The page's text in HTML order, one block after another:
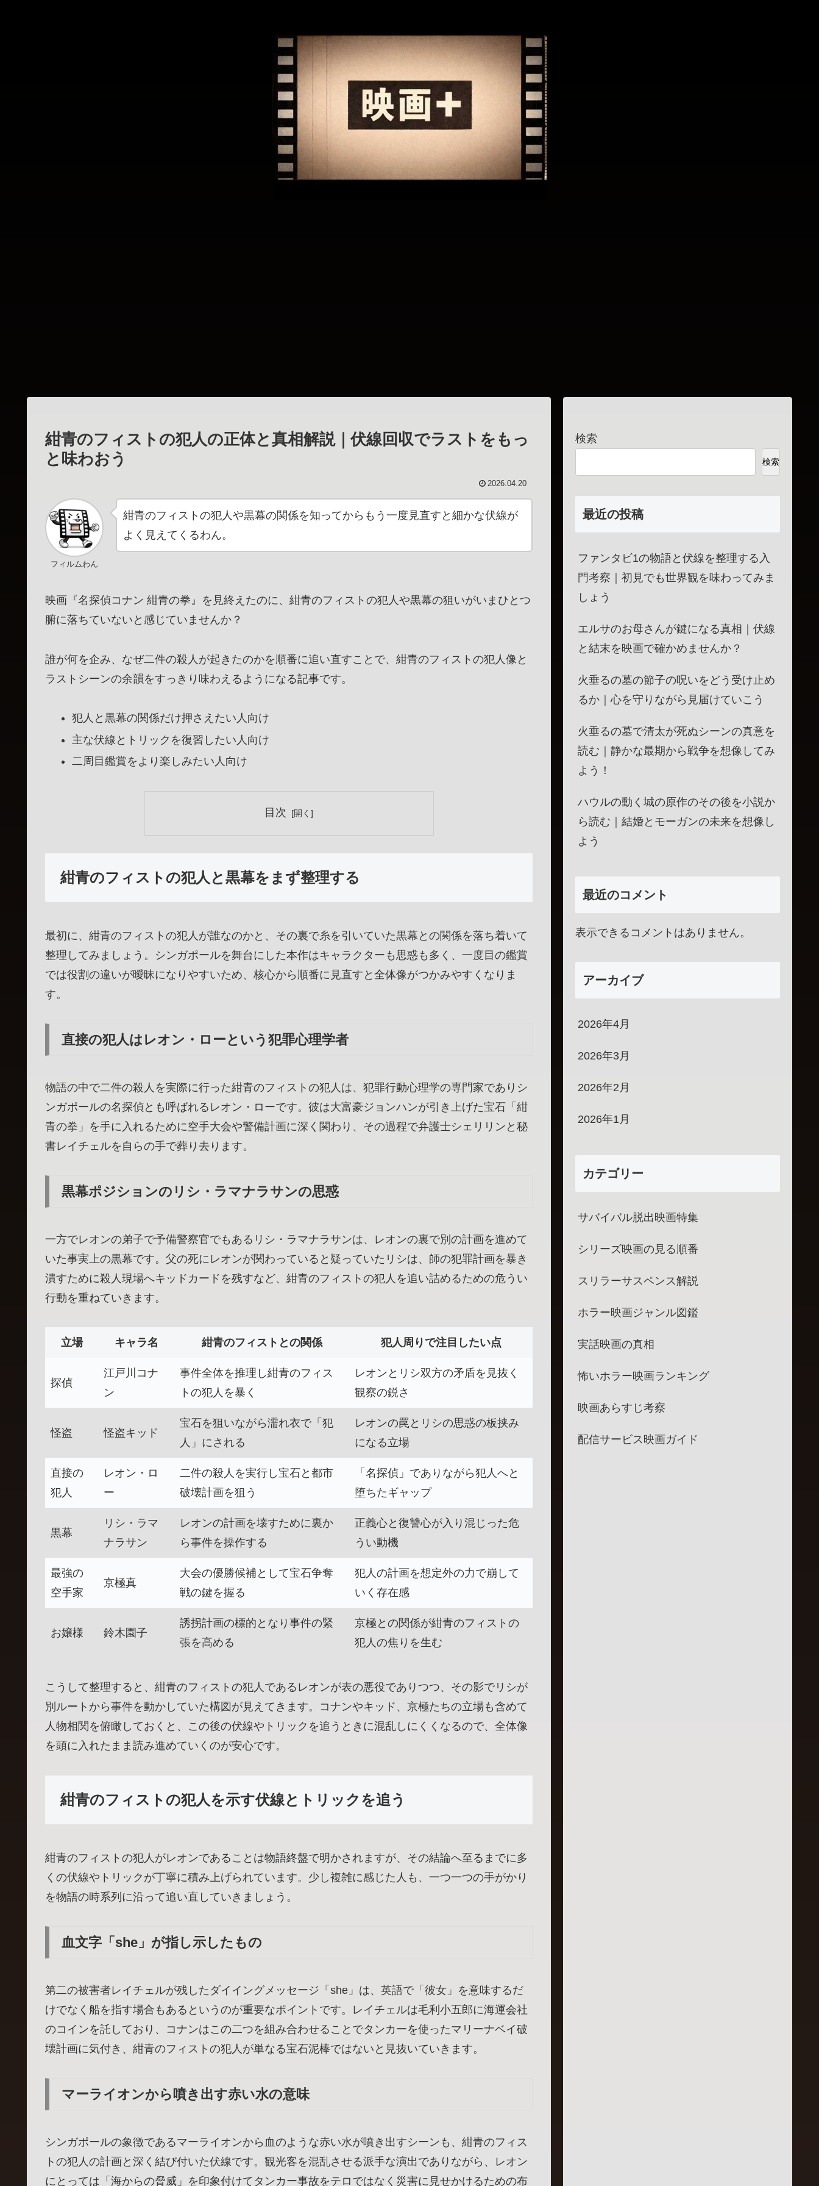
紺青のフィストの犯人の正体と真相解説｜伏線回収でラストをもっ
と味わおう
2026.04.20
フィルムわん
紺青のフィストの犯人や黒幕の関係を知ってからもう一度見直すと細かな伏線が
よく見えてくるわん。
映画『名探偵コナン 紺青の拳』を見終えたのに、紺青のフィストの犯人や黒幕の狙いがいまひとつ
腑に落ちていないと感じていませんか？
誰が何を企み、なぜ二件の殺人が起きたのかを順番に追い直すことで、紺青のフィストの犯人像と
ラストシーンの余韻をすっきり味わえるようになる記事です。
犯人と黒幕の関係だけ押さえたい人向け
主な伏線とトリックを復習したい人向け
二周目鑑賞をより楽しみたい人向け
目次
紺青のフィストの犯人と黒幕をまず整理する
最初に、紺青のフィストの犯人が誰なのかと、その裏で糸を引いていた黒幕との関係を落ち着いて
整理してみましょう。シンガポールを舞台にした本作はキャラクターも思惑も多く、一度目の鑑賞
では役割の違いが曖昧になりやすいため、核心から順番に見直すと全体像がつかみやすくなりま
す。
直接の犯人はレオン・ローという犯罪心理学者
物語の中で二件の殺人を実際に行った紺青のフィストの犯人は、犯罪行動心理学の専門家でありシ
ンガポールの名探偵とも呼ばれるレオン・ローです。彼は大富豪ジョンハンが引き上げた宝石「紺
青の拳」を手に入れるために空手大会や警備計画に深く関わり、その過程で弁護士シェリリンと秘
書レイチェルを自らの手で葬り去ります。
黒幕ポジションのリシ・ラマナラサンの思惑
一方でレオンの弟子で予備警察官でもあるリシ・ラマナラサンは、レオンの裏で別の計画を進めて
いた事実上の黒幕です。父の死にレオンが関わっていると疑っていたリシは、師の犯罪計画を暴き
潰すために殺人現場へキッドカードを残すなど、紺青のフィストの犯人を追い詰めるための危うい
行動を重ねていきます。
立場 キャラ名 紺青のフィストとの関係 犯人周りで注目したい点
探偵
江戸川コナ
ン
事件全体を推理し紺青のフィス
トの犯人を暴く
レオンとリシ双方の矛盾を見抜く
観察の鋭さ
怪盗 怪盗キッド
宝石を狙いながら濡れ衣で「犯
人」にされる
レオンの罠とリシの思惑の板挟み
になる立場
直接の
犯人
レオン・ロ
ー
二件の殺人を実行し宝石と都市
破壊計画を狙う
「名探偵」でありながら犯人へと
堕ちたギャップ
黒幕
リシ・ラマ
ナラサン
レオンの計画を壊すために裏か
ら事件を操作する
正義心と復讐心が入り混じった危
うい動機
最強の
空手家
京極真
大会の優勝候補として宝石争奪
戦の鍵を握る
犯人の計画を想定外の力で崩して
いく存在感
お嬢様 鈴木園子
誘拐計画の標的となり事件の緊
張を高める
京極との関係が紺青のフィストの
犯人の焦りを生む
こうして整理すると、紺青のフィストの犯人であるレオンが表の悪役でありつつ、その影でリシが
別ルートから事件を動かしていた構図が見えてきます。コナンやキッド、京極たちの立場も含めて
人物相関を俯瞰しておくと、この後の伏線やトリックを追うときに混乱しにくくなるので、全体像
を頭に入れたまま読み進めていくのが安心です。
紺青のフィストの犯人を示す伏線とトリックを追う
紺青のフィストの犯人がレオンであることは物語終盤で明かされますが、その結論へ至るまでに多
くの伏線やトリックが丁寧に積み上げられています。少し複雑に感じた人も、一つ一つの手がかり
を物語の時系列に沿って追い直していきましょう。
血文字「she」が指し示したもの
第二の被害者レイチェルが残したダイイングメッセージ「she」は、英語で「彼女」を意味するだ
けでなく船を指す場合もあるというのが重要なポイントです。レイチェルは毛利小五郎に海運会社
のコインを託しており、コナンはこの二つを組み合わせることでタンカーを使ったマリーナベイ破
壊計画に気付き、紺青のフィストの犯人が単なる宝石泥棒ではないと見抜いていきます。
マーライオンから噴き出す赤い水の意味
シンガポールの象徴であるマーライオンから血のような赤い水が噴き出すシーンも、紺青のフィス
トの犯人の計画と深く結び付いた伏線です。観光客を混乱させる派手な演出でありながら、レオン
にとっては「海からの脅威」を印象付けてタンカー事故をテロではなく災害に見せかけるための布
検索
検索
最近の投稿
ファンタビ1の物語と伏線を整理する入
門考察｜初見でも世界観を味わってみま
しょう
エルサのお母さんが鍵になる真相｜伏線
と結末を映画で確かめませんか？
火垂るの墓の節子の呪いをどう受け止め
るか｜心を守りながら見届けていこう
火垂るの墓で清太が死ぬシーンの真意を
読む｜静かな最期から戦争を想像してみ
よう！
ハウルの動く城の原作のその後を小説か
ら読む｜結婚とモーガンの未来を想像し
よう
最近のコメント
表示できるコメントはありません。
アーカイブ
2026年4月
2026年3月
2026年2月
2026年1月
カテゴリー
サバイバル脱出映画特集
シリーズ映画の見る順番
スリラーサスペンス解説
ホラー映画ジャンル図鑑
実話映画の真相
怖いホラー映画ランキング
映画あらすじ考察
配信サービス映画ガイド